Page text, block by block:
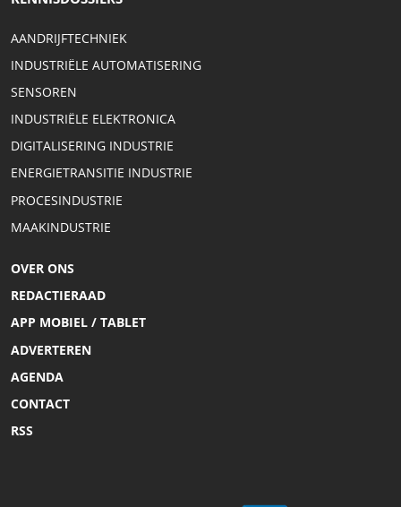
AANDRIJFTECHNIEK
INDUSTRIËLE AUTOMATISERING
SENSOREN
INDUSTRIËLE ELEKTRONICA
DIGITALISERING INDUSTRIE
ENERGIETRANSITIE INDUSTRIE
PROCESINDUSTRIE
MAAKINDUSTRIE
OVER ONS
REDACTIERAAD
APP MOBIEL / TABLET
ADVERTEREN
AGENDA
CONTACT
RSS